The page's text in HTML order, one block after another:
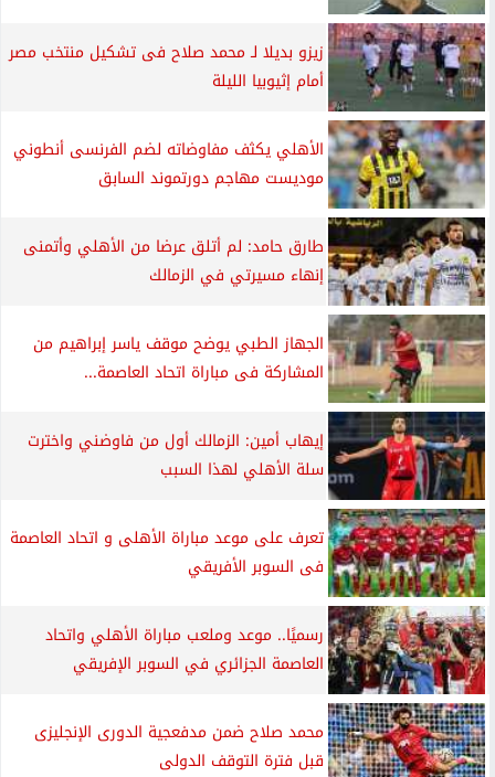
زيزو بديلا لـ محمد صلاح فى تشكيل منتخب مصر
أمام إثيوبيا الليلة
الأهلي يكثف مفاوضاته لضم الفرنسى أنطوني
موديست مهاجم دورتموند السابق
طارق حامد: لم أتلق عرضا من الأهلي وأتمنى
إنهاء مسيرتي في الزمالك
الجهاز الطبي يوضح موقف ياسر إبراهيم من
المشاركة فى مباراة اتحاد العاصمة...
إيهاب أمين: الزمالك أول من فاوضني واخترت
سلة الأهلي لهذا السبب
تعرف على موعد مباراة الأهلى و اتحاد العاصمة
فى السوبر الأفريقي
رسميًا.. موعد وملعب مباراة الأهلي واتحاد
العاصمة الجزائري في السوبر الإفريقي
محمد صلاح ضمن مدفعجية الدورى الإنجليزى
قبل فترة التوقف الدولى